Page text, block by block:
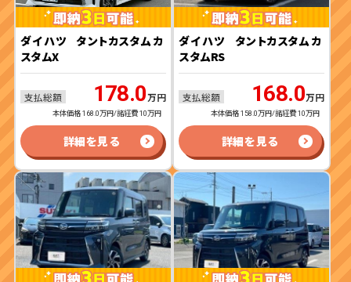
ダイハツ
タントカスタム カ
スタムX
支払総額 178.0万円
本体価格 168.0万円/諸経費 10万円
詳細を見る
ダイハツ
タントカスタム カ
スタムRS
支払総額 168.0万円
本体価格 158.0万円/諸経費 10万円
詳細を見る